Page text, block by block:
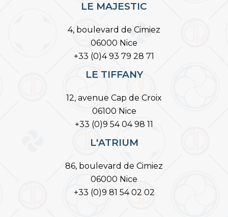
LE MAJESTIC
4, boulevard de Cimiez
06000 Nice
+33 (0)4 93 79 28 71
LE TIFFANY
12, avenue Cap de Croix
06100 Nice
+33 (0)9 54 04 98 11
L'ATRIUM
86, boulevard de Cimiez
06000 Nice
+33 (0)9 81 54 02 02